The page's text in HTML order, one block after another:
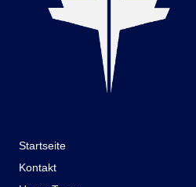
Startseite
Kontakt